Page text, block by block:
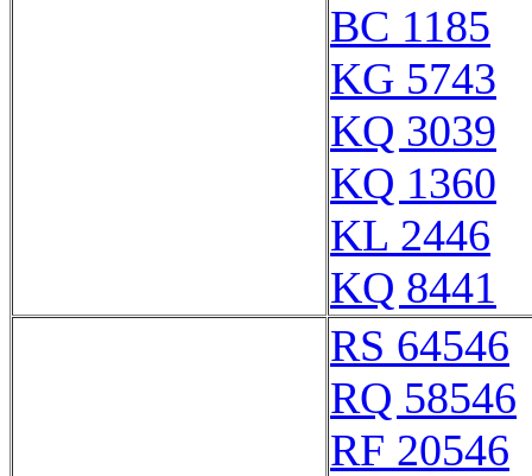
BC 1185
KG 5743
KQ 3039
KQ 1360
KL 2446
KQ 8441
RS 64546
RQ 58546
RF 20546